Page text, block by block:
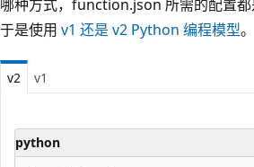
哪种方式，function.json 所需的配置
于是使用 v1 还是 v2 Python 编程模型。
v2 v1
python